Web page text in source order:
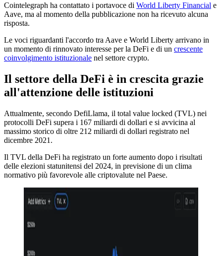
Cointelegraph ha contattato i portavoce di World Liberty Financial e
Aave, ma al momento della pubblicazione non ha ricevuto alcuna
risposta.
Le voci riguardanti l'accordo tra Aave e World Liberty arrivano in
un momento di rinnovato interesse per la DeFi e di un crescente
coinvolgimento istituzionale nel settore crypto.
Il settore della DeFi è in crescita grazie
all'attenzione delle istituzioni
Attualmente, secondo DefiLlama, il total value locked (TVL) nei
protocolli DeFi supera i 167 miliardi di dollari e si avvicina al
massimo storico di oltre 212 miliardi di dollari registrato nel
dicembre 2021.
Il TVL della DeFi ha registrato un forte aumento dopo i risultati
delle elezioni statunitensi del 2024, in previsione di un clima
normativo più favorevole alle criptovalute nel Paese.